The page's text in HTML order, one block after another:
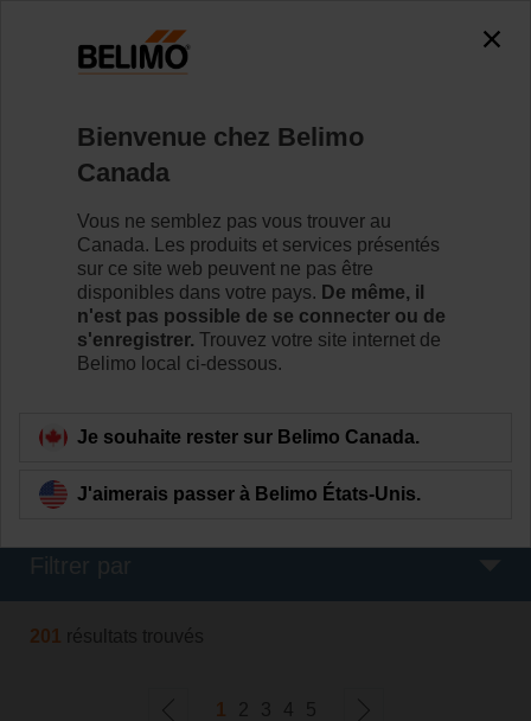
accessing the absolute URL
"https://www.belimo.com/ca/fr_CA/~mgnlArea=cookies~".
https://www.belimo.com/ca/fr_CA/~mgnlArea=cookies~
Ensemble robinet à soupape et
servomoteurs
Conçus pour une vaste gamme d’installations de
CVCA, les servomoteurs pour robinets à soupape et les
tringleries de mise à niveau sont facilement adaptables,
En savoir plus
201 résultats trouvés
1 2 3 4 5
Bienvenue chez Belimo
Canada
Vous ne semblez pas vous trouver au
Canada. Les produits et services présentés
sur ce site web peuvent ne pas être
disponibles dans votre pays. De même, il
n'est pas possible de se connecter ou de
s'enregistrer. Trouvez votre site internet de
Belimo local ci-dessous.
Je souhaite rester sur Belimo Canada.
J'aimerais passer à Belimo États-Unis.